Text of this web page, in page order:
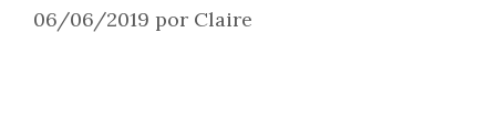
06/06/2019 por Claire